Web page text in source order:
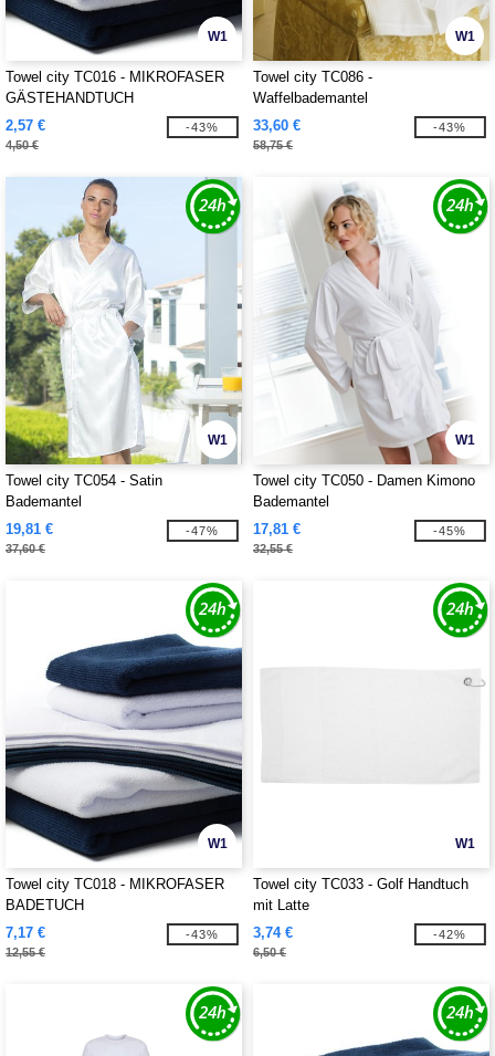
W1
Towel city TC016 - MIKROFASER
GÄSTEHANDTUCH
2,57 €
4,50 €
-43%
W1
Towel city TC086 -
Waffelbademantel
33,60 €
58,75 €
-43%
W1
Towel city TC054 - Satin
Bademantel
19,81 €
37,60 €
-47%
W1
Towel city TC050 - Damen Kimono
Bademantel
17,81 €
32,55 €
-45%
W1
Towel city TC018 - MIKROFASER
BADETUCH
7,17 €
12,55 €
-43%
W1
Towel city TC033 - Golf Handtuch
mit Latte
3,74 €
6,50 €
-42%